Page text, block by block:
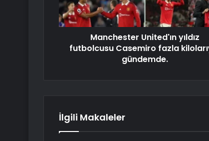
Manchester United'ın yıldız
futbolcusu Casemiro fazla
gündemde.
İlgili Makaleler